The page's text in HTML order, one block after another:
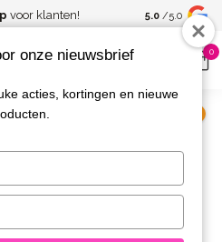
voor klanten! Spaar voor
kortingen
5.0 /5.0
0
onze nieuwsbrief
acties, kortingen en nieuwe